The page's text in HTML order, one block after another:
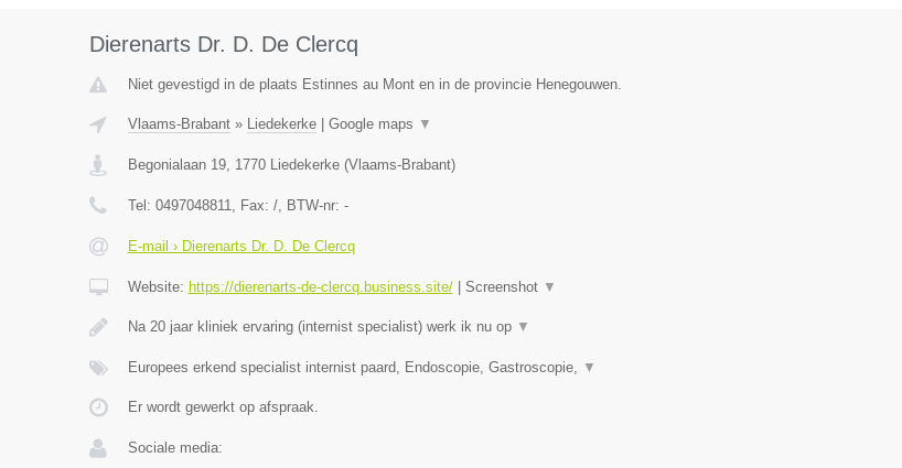
Dierenarts Dr. D. De Clercq
Niet gevestigd in de plaats Estinnes au Mont en in de provincie Henegouwen.
Vlaams-Brabant» Liedekerke| Google maps ▼
Begonialaan 19, 1770 Liedekerke(Vlaams-Brabant)
Tel: 0497048811, Fax: /, BTW-nr: -
E-mail › Dierenarts Dr. D. De Clercq
Website: https://dierenarts-de-clercq.business.site/| Screenshot ▼
Na 20 jaar kliniek ervaring (internist specialist) werk ik nu op ▼
Europees erkend specialist internist paard, Endoscopie, Gastroscopie, ▼
Er wordt gewerkt op afspraak.
Sociale media: